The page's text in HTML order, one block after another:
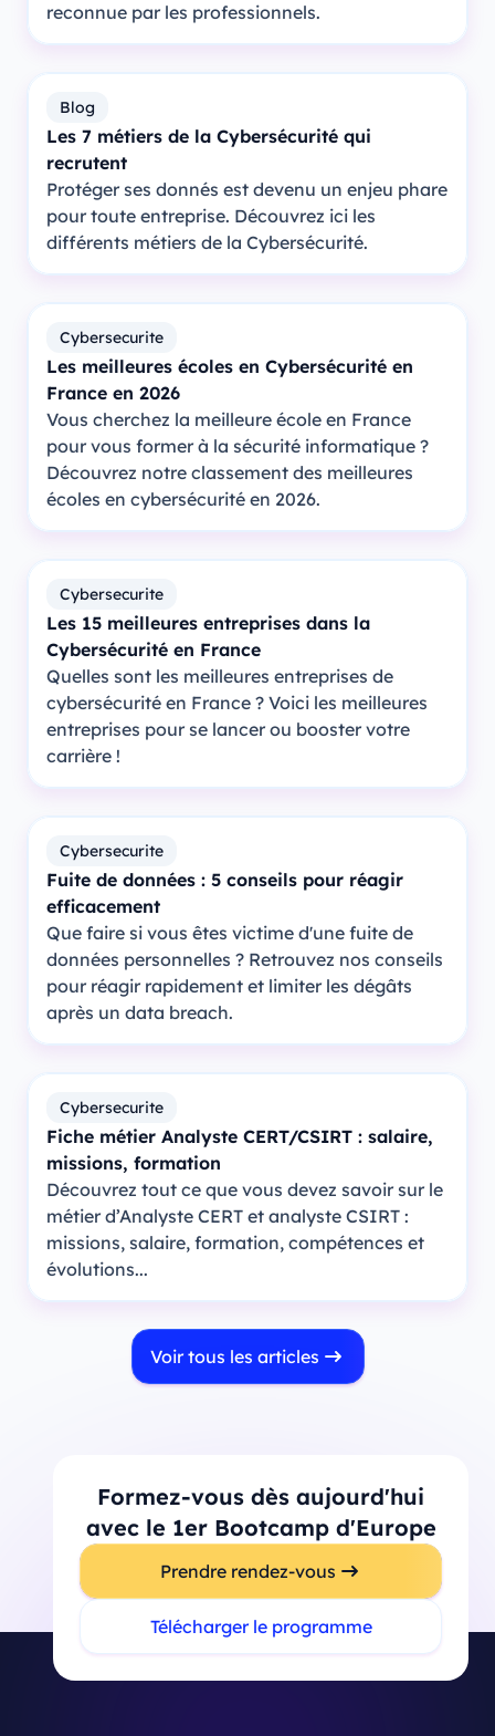
reconnue par les professionnels.
Blog
Les 7 métiers de la Cybersécurité qui
recrutent
Protéger ses donnés est devenu un enjeu phare
pour toute entreprise. Découvrez ici les
différents métiers de la Cybersécurité.
Cybersecurite
Les meilleures écoles en Cybersécurité en
France en 2026
Vous cherchez la meilleure école en France
pour vous former à la sécurité informatique ?
Découvrez notre classement des meilleures
écoles en cybersécurité en 2026.
Cybersecurite
Les 15 meilleures entreprises dans la
Cybersécurité en France
Quelles sont les meilleures entreprises de
cybersécurité en France ? Voici les meilleures
entreprises pour se lancer ou booster votre
carrière !
Cybersecurite
Fuite de données : 5 conseils pour réagir
efficacement
Que faire si vous êtes victime d'une fuite de
données personnelles ? Retrouvez nos conseils
pour réagir rapidement et limiter les dégâts
après un data breach.
Cybersecurite
Fiche métier Analyste CERT/CSIRT : salaire,
missions, formation
Découvrez tout ce que vous devez savoir sur le
métier d’Analyste CERT et analyste CSIRT :
missions, salaire, formation, compétences et
évolutions...
Voir tous les articles
Formez-vous dès aujourd'hui
avec le 1er Bootcamp d'Europe
Prendre rendez-vous
Télécharger le programme